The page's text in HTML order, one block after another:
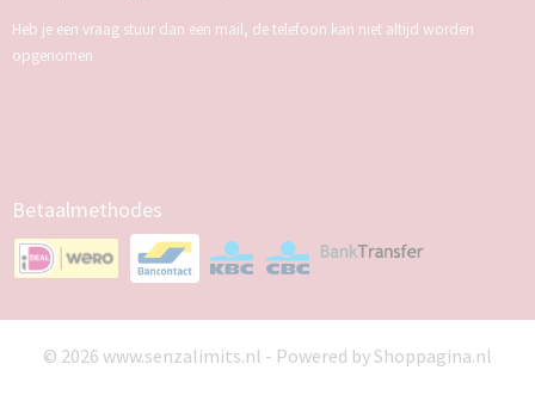
Heb je een vraag stuur dan een mail, de telefoon kan niet altijd worden
opgenomen
Betaalmethodes
© 2026 www.senzalimits.nl - Powered by Shoppagina.nl